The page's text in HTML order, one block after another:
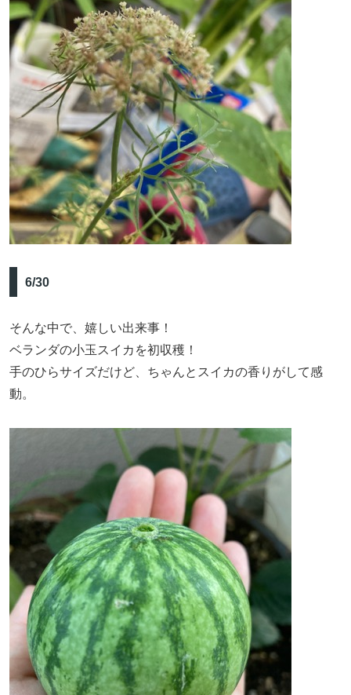
6/30
そんな中で、嬉しい出来事！
ベランダの小玉スイカを初収穫！
手のひらサイズだけど、ちゃんとスイカの香りがして感
動。